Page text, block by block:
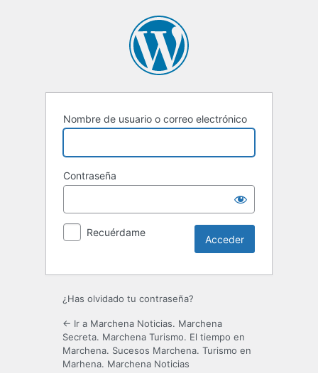
Nombre de usuario o correo electrónico
Contraseña
Recuérdame
¿Has olvidado tu contraseña?
← Ir a Marchena Noticias. Marchena
Secreta. Marchena Turismo. El tiempo en
Marchena. Sucesos Marchena. Turismo en
Marhena. Marchena Noticias